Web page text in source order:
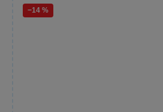
−14 %